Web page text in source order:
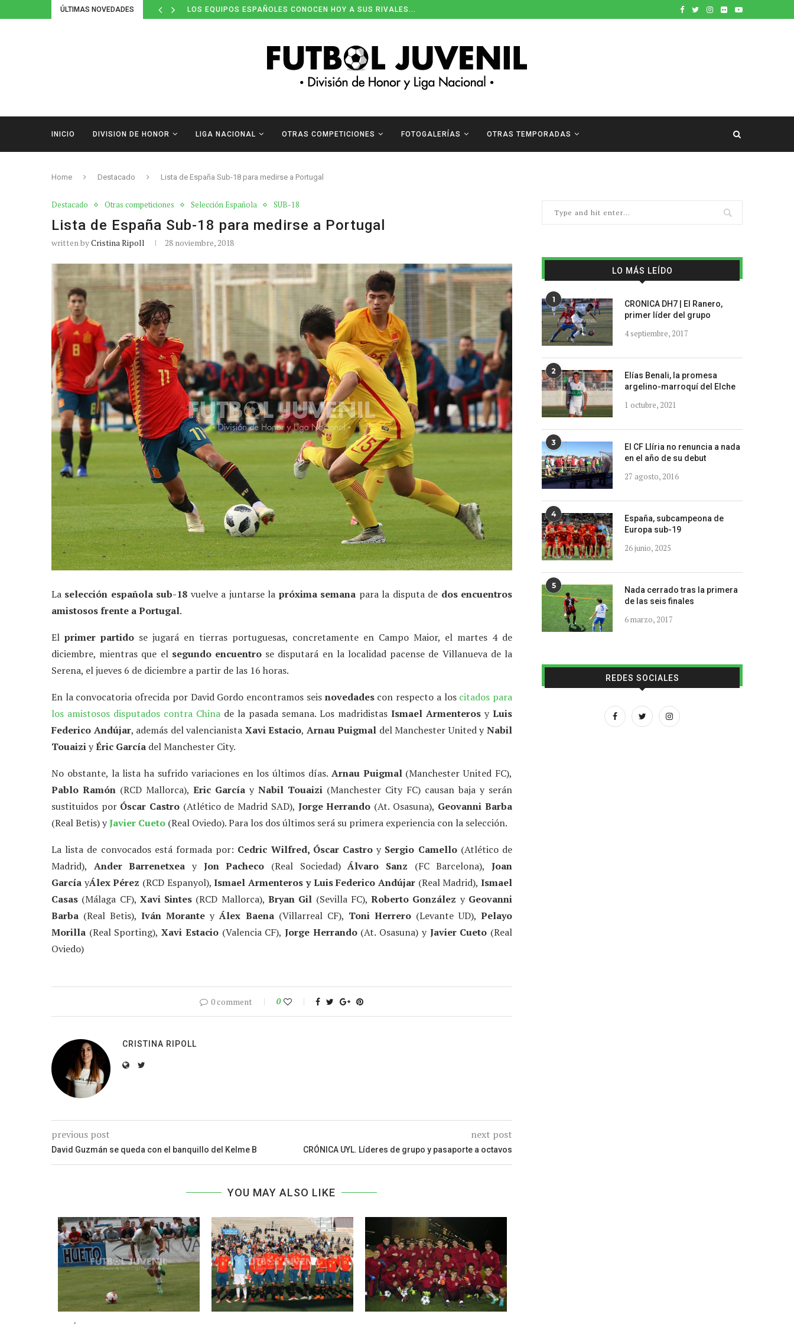
ÚLTIMAS NOVEDADES LOS EQUIPOS ESPAÑOLES CONOCEN HOY A SUS RIVALES...
INICIO DIVISION DE HONOR LIGA NACIONAL OTRAS COMPETICIONES FOTOGALERÍAS OTRAS TEMPORADAS
Home Destacado Lista de España Sub-18 para medirse a Portugal
Destacado Otras competiciones Selección Española SUB-18
Lista de España Sub-18 para medirse a Portugal
written byCristina Ripoll 28 noviembre, 2018
La selección española sub-18 vuelve a juntarse la próxima semana para la disputa de dos encuentros
amistosos frente a Portugal.
El primer partido se jugará en tierras portuguesas, concretamente en Campo Maior, el martes 4 de
diciembre, mientras que el segundo encuentro se disputará en la localidad pacense de Villanueva de la
Serena, el jueves 6 de diciembre a partir de las 16 horas.
En la convocatoria ofrecida por David Gordo encontramos seis novedadescon respecto a los citados para
los amistosos disputados contra China de la pasada semana. Los madridistas Ismael Armenteros y Luis
Federico Andújar, además del valencianista Xavi Estacio, Arnau Puigmal del Manchester United yNabil
TouaiziyÉric García del Manchester City.
No obstante, la lista ha sufrido variaciones en los últimos días. Arnau Puigmal(Manchester United FC),
Pablo Ramón (RCD Mallorca), Eric García y Nabil Touaizi (Manchester City FC) causan baja y serán
sustituidos por Óscar Castro (Atlético de Madrid SAD), Jorge Herrando (At. Osasuna), Geovanni Barba
(Real Betis) yJavier Cueto (Real Oviedo). Para los dos últimos será su primera experiencia con la selección.
La lista de convocados está formada por: Cedric Wilfred, Óscar Castro y Sergio Camello(Atlético de
Madrid), Ander Barrenetxea y Jon Pacheco (Real Sociedad)Álvaro Sanz (FC Barcelona),Joan
García yÁlex Pérez (RCD Espanyol),Ismael Armenteros y Luis Federico Andújar(Real Madrid),Ismael
Casas (Málaga CF), Xavi Sintes (RCD Mallorca),Bryan Gil (Sevilla FC),Roberto González y Geovanni
Barba (Real Betis),Iván MoranteyÁlex Baena(Villarreal CF), Toni Herrero(Levante UD),Pelayo
Morilla (Real Sporting),Xavi Estacio (Valencia CF),Jorge Herrando(At. Osasuna) yJavier Cueto (Real
Oviedo)
0 comment 0
CRISTINA RIPOLL
previous post
David Guzmán se queda con el banquillo del Kelme B
next post
CRÓNICA UYL. Líderes de grupo y pasaporte a octavos
YOU MAY ALSO LIKE
LO MÁS LEÍDO
1
CRONICA DH7 | El Ranero,
primer líder del grupo
4 septiembre, 2017
2
Elías Benali, la promesa
argelino-marroquí del Elche
1 octubre, 2021
3
El CF Llíria no renuncia a nada
en el año de su debut
27 agosto, 2016
4
España, subcampeona de
Europa sub-19
26 junio, 2025
5
Nada cerrado tras la primera
de las seis finales
6 marzo, 2017
REDES SOCIALES